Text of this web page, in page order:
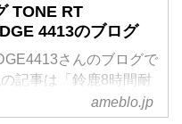
TONE RT
4413のブログ
さんのブログで
記事は「鈴鹿8時間耐
決勝レース結果（画像
す。
ameblo.jp